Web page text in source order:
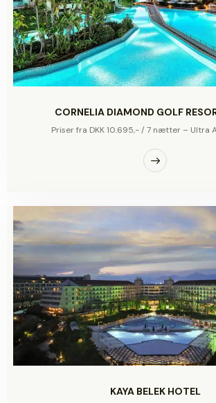
CORNELIA DIAMOND GOLF
Priser fra DKK 10.695,- / 7 nætter – Ultra
KAYA BELEK HOTEL